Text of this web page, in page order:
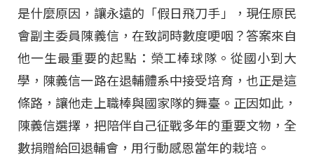
是什麼原因，讓永遠的「假日飛刀手」，現任原民
會副主委員陳義信，在致詞時數度哽咽？答案來自
他一生最重要的起點：榮工棒球隊。從國小到大
學，陳義信一路在退輔體系中接受培育，也正是這
條路，讓他走上職棒與國家隊的舞臺。正因如此，
陳義信選擇，把陪伴自己征戰多年的重要文物，全
數捐贈給回退輔會，用行動感恩當年的栽培。